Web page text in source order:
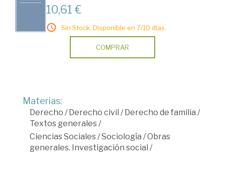
10,61 €
Sin Stock. Disponible en 7/10 días.
COMPRAR
Materias:
Derecho /Derecho civil /Derecho de familia /
Textos generales/
Ciencias Sociales/Sociología /Obras
generales. Investigación social /